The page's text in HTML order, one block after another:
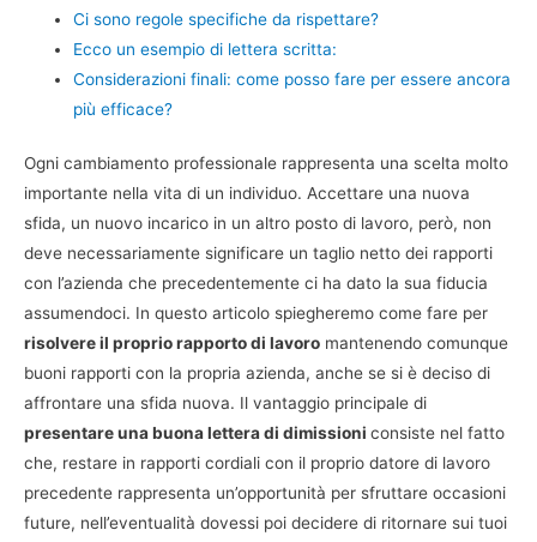
Ci sono regole specifiche da rispettare?
Ecco un esempio di lettera scritta:
Considerazioni finali: come posso fare per essere ancora
più efficace?
Ogni cambiamento professionale rappresenta una scelta molto
importante nella vita di un individuo. Accettare una nuova
sfida, un nuovo incarico in un altro posto di lavoro, però, non
deve necessariamente significare un taglio netto dei rapporti
con l’azienda che precedentemente ci ha dato la sua fiducia
assumendoci. In questo articolo spiegheremo come fare per
risolvere il proprio rapporto di lavoro mantenendo comunque
buoni rapporti con la propria azienda, anche se si è deciso di
affrontare una sfida nuova. Il vantaggio principale di
presentare una buona lettera di dimissioni consiste nel fatto
che, restare in rapporti cordiali con il proprio datore di lavoro
precedente rappresenta un’opportunità per sfruttare occasioni
future, nell’eventualità dovessi poi decidere di ritornare sui tuoi